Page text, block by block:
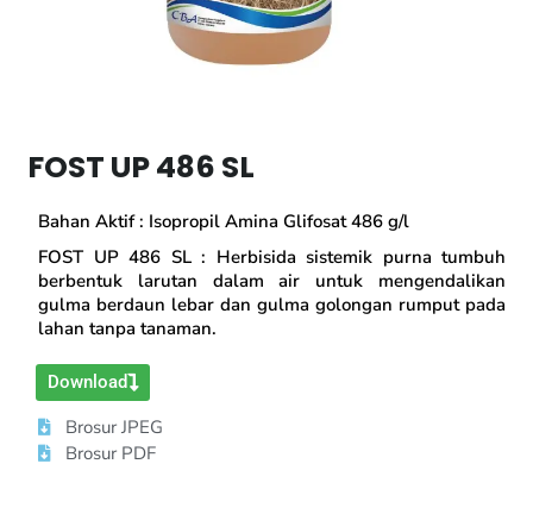
FOST UP 486 SL
Bahan Aktif : Isopropil Amina Glifosat 486 g/l
FOST UP 486 SL : Herbisida sistemik purna tumbuh
berbentuk larutan dalam air untuk mengendalikan
gulma berdaun lebar dan gulma golongan rumput pada
lahan tanpa tanaman.
Download
Brosur JPEG
Brosur PDF